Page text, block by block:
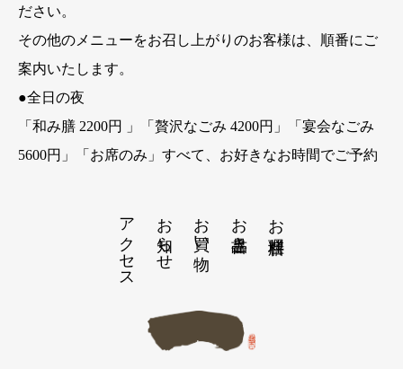
ださい。
その他のメニューをお召し上がりのお客様は、順番にご
案内いたします。
●全日の夜
「和み膳 2200円 」「贅沢なごみ 4200円」「宴会なごみ
5600円」「お席のみ」すべて、お好きなお時間でご予約
お膳料理
お品書き
お買い物
お知らせ
アクセス